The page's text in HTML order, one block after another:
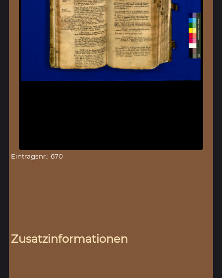
Eintragsnr.: 670
Zusatzinformationen